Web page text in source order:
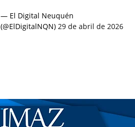
— El Digital Neuquén
(@ElDigitalNQN) 29 de abril de 2026